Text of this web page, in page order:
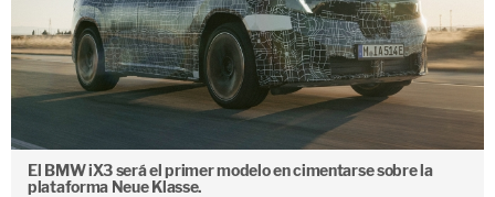
El BMW iX3 será el primer modelo en cimentarse sobre la
plataforma Neue Klasse.